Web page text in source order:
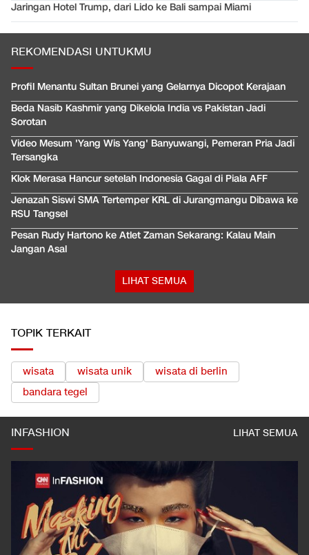
Jaringan Hotel Trump, dari Lido ke Bali sampai Miami
REKOMENDASI UNTUKMU
Profil Menantu Sultan Brunei yang Gelarnya Dicopot Kerajaan
Beda Nasib Kashmir yang Dikelola India vs Pakistan Jadi
Sorotan
Video Mesum 'Yang Wis Yang' Banyuwangi, Pemeran Pria Jadi
Tersangka
Klok Merasa Hancur setelah Indonesia Gagal di Piala AFF
Jenazah Siswi SMA Tertemper KRL di Jurangmangu Dibawa ke
RSU Tangsel
Pesan Rudy Hartono ke Atlet Zaman Sekarang: Kalau Main
Jangan Asal
LIHAT SEMUA
TOPIK TERKAIT
wisata wisata unik
wisata di berlin
bandara tegel
INFASHION LIHAT SEMUA